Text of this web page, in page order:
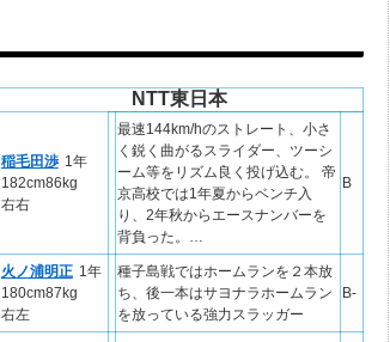
NTT東日本
稲毛田渉 1年
182cm86kg
右右
最速144km/hのストレート、小さ
く鋭く曲がるスライダー、ツーシ
ーム等をリズム良く投げ込む。 帝
京高校では1年夏からベンチ入
り、2年秋からエースナンバーを
背負った。…
B
火ノ浦明正 1年
180cm87kg
右左
種子島戦ではホームランを２本放
ち、後一本はサヨナラホームラン
を放っている強力スラッガー
B-